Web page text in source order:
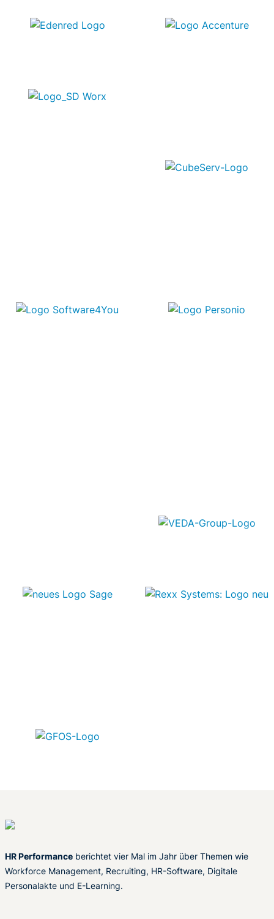
HR Performance berichtet vier Mal im Jahr über Themen wie
Workforce Management, Recruiting, HR-Software, Digitale
Personalakte und E-Learning.